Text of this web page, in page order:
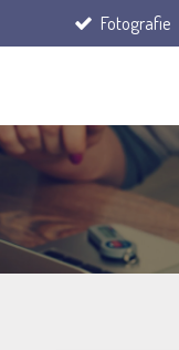
direct
hoofdinhoud
Fotografie